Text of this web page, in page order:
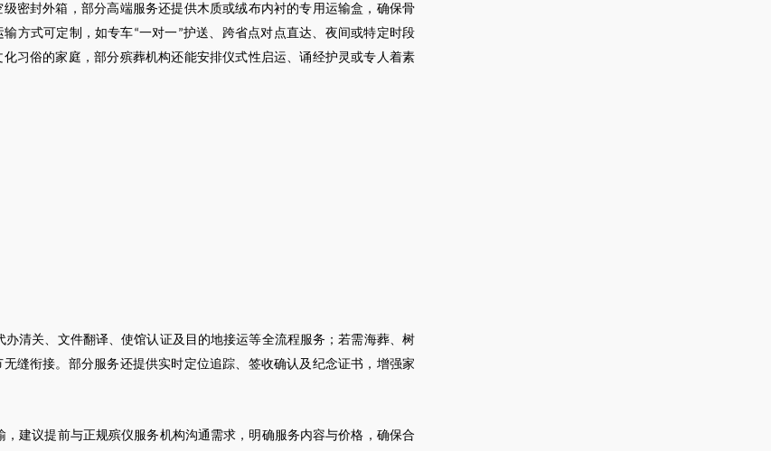
密封外箱，部分高端服务还提供木质或绒布内衬的专用运输盒，确保骨
方式可定制，如专车“一对一”护送、跨省点对点直达、夜间或特定时段
习俗的家庭，部分殡葬机构还能安排仪式性启运、诵经护灵或专人着素
办清关、文件翻译、使馆认证及目的地接运等全流程服务；若需海葬、树
缝衔接。部分服务还提供实时定位追踪、签收确认及纪念证书，增强家
建议提前与正规殡仪服务机构沟通需求，明确服务内容与价格，确保合